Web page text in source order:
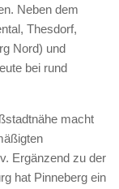
Neben dem
Thesdorf,
Nord) und
bei rund
macht
Ergänzend zu der
hat Pinneberg ein